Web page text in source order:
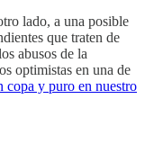
lado, a una posible
que traten de
abusos de la
optimistas en una de
copa y puro en nuestro